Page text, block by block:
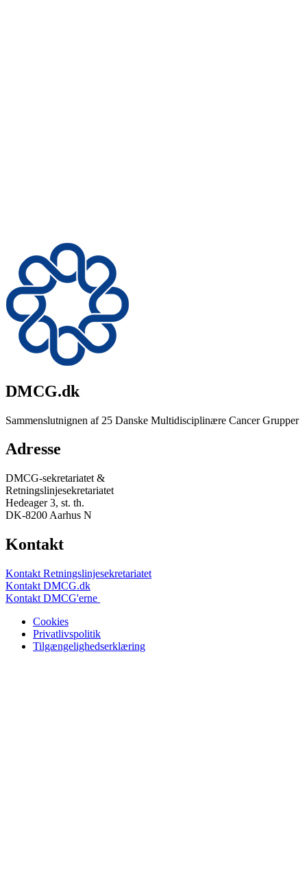
DMCG.dk
Sammenslutnignen af 25 Danske Multidisciplinære Cancer Grupper
Adresse
DMCG-sekretariatet &
Retningslinjesekretariatet
Hedeager 3, st. th.
DK-8200 Aarhus N
Kontakt
Kontakt Retningslinjesekretariatet
Kontakt DMCG.dk
Kontakt DMCG'erne
Cookies
Privatlivspolitik
Tilgængelighedserklæring